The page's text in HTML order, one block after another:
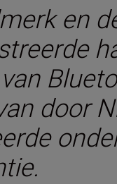
en
door